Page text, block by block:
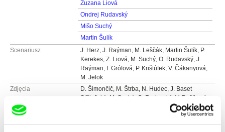
Zuzana Liová
Ondrej Rudavský
Mišo Suchý
Martin Šulík
Scenariusz
J. Herz, J. Raýman, M. Leščák, Martin Šulík, P.
Kerekes, Z. Liová, M. Suchý, O. Rudavský, J.
Raýman, I. Grófová, P. Krištúfek, V. Čákanyová,
M. Jelok
Zdjęcia
D. Šimončič, M. Štrba, N. Hudec, J. Baset
Střítežský, M. Suchý, O. Rudavský, V. Bačíková,
J. Svoboda, Marek Šulík, A. Gojdičová, A.